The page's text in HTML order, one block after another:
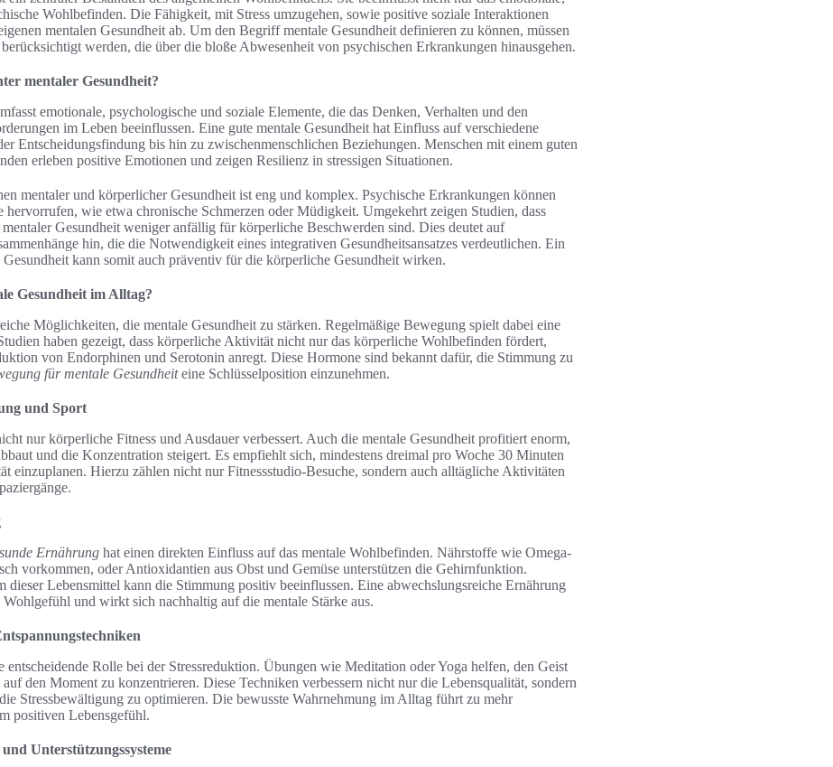
Wohlbefinden. Die Fähigkeit, mit Stress umzugehen, sowie positive soziale Interaktionen
mentalen Gesundheit ab. Um den Begriff mentale Gesundheit definieren zu können, müssen
werden, die über die bloße Abwesenheit von psychischen Erkrankungen hinausgehen.
mentaler Gesundheit?
emotionale, psychologische und soziale Elemente, die das Denken, Verhalten und den
im Leben beeinflussen. Eine gute mentale Gesundheit hat Einfluss auf verschiedene
Entscheidungsfindung bis hin zu zwischenmenschlichen Beziehungen. Menschen mit einem guten
erleben positive Emotionen und zeigen Resilienz in stressigen Situationen.
mentaler und körperlicher Gesundheit ist eng und komplex. Psychische Erkrankungen können
hervorrufen, wie etwa chronische Schmerzen oder Müdigkeit. Umgekehrt zeigen Studien, dass
Gesundheit weniger anfällig für körperliche Beschwerden sind. Dies deutet auf
hin, die die Notwendigkeit eines integrativen Gesundheitsansatzes verdeutlichen. Ein
kann somit auch präventiv für die körperliche Gesundheit wirken.
Gesundheit im Alltag?
Möglichkeiten, die mentale Gesundheit zu stärken. Regelmäßige Bewegung spielt dabei eine
haben gezeigt, dass körperliche Aktivität nicht nur das körperliche Wohlbefinden fördert,
von Endorphinen und Serotonin anregt. Diese Hormone sind bekannt dafür, die Stimmung zu
für mentale Gesundheiteine Schlüsselposition einzunehmen.
und Sport
nur körperliche Fitness und Ausdauer verbessert. Auch die mentale Gesundheit profitiert enorm,
und die Konzentration steigert. Es empfiehlt sich, mindestens dreimal pro Woche 30 Minuten
einzuplanen. Hierzu zählen nicht nur Fitnessstudio-Besuche, sondern auch alltägliche Aktivitäten
Ernährung hat einen direkten Einfluss auf das mentale Wohlbefinden. Nährstoffe wie Omega-
vorkommen, oder Antioxidantien aus Obst und Gemüse unterstützen die Gehirnfunktion.
dieser Lebensmittel kann die Stimmung positiv beeinflussen. Eine abwechslungsreiche Ernährung
und wirkt sich nachhaltig auf die mentale Stärke aus.
entscheidende Rolle bei der Stressreduktion. Übungen wie Meditation oder Yoga helfen, den Geist
den Moment zu konzentrieren. Diese Techniken verbessern nicht nur die Lebensqualität, sondern
Stressbewältigung zu optimieren. Die bewusste Wahrnehmung im Alltag führt zu mehr
positiven Lebensgefühl.
Unterstützungssysteme